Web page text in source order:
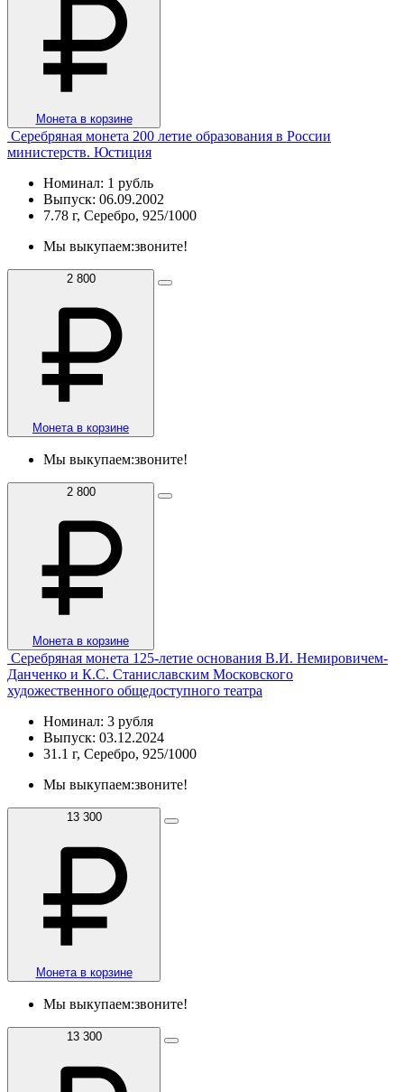
Монета в корзине
Серебряная монета 200 летие образования в России
министерств. Юстиция
Номинал: 1 рубль
Выпуск: 06.09.2002
7.78 г, Серебро, 925/1000
Мы выкупаем:звоните!
2 800
Монета в корзине
Мы выкупаем:звоните!
2 800
Монета в корзине
Серебряная монета 125-летие основания В.И. Немировичем-
Данченко и К.С. Станиславским Московского
художественного общедоступного театра
Номинал: 3 рубля
Выпуск: 03.12.2024
31.1 г, Серебро, 925/1000
Мы выкупаем:звоните!
13 300
Монета в корзине
Мы выкупаем:звоните!
13 300